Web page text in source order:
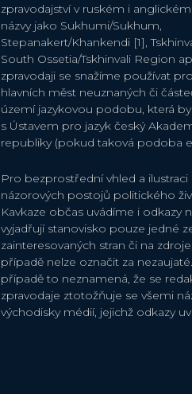
zpravodajství v ruském i
názvy jako Sukhumi/Sukhum,
Stepanakert/Khankendi [1],
South Ossetia/Tskhinvali Region
zpravodaji se snažíme používat
hlavních měst neuznaných či
území jazykovou podobu, která
s Ústavem pro jazyk český
republiky (pokud taková podoba
Pro bezprostřední vhled a ilustraci
názorových postojů politického
Kavkaze občas uvádíme i odkazy
vyjadřují stanovisko pouze jedné
zainteresovaných stran či na
případě nelze označit za
případě to neznamená, že se
zpravodaje ztotožňuje se všemi
východisky médií, jejichž odkazy